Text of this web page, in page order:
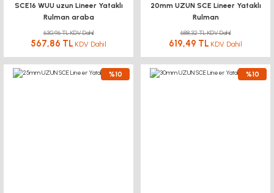
SCE16 WUU uzun Lineer Yataklı
Rulman araba
630,96 TL KDV Dahil
567,86 TL KDV Dahil
20mm UZUN SCE Lineer Yataklı
Rulman
688,32 TL KDV Dahil
619,49 TL KDV Dahil
%10 %10